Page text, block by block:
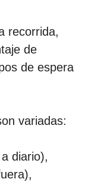
recorrida,
de
de espera
variadas:
diario),